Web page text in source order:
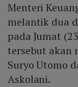
Menteri
melantik dua
pada Jumat
tersebut akan
Suryo Utomo
Askolani.